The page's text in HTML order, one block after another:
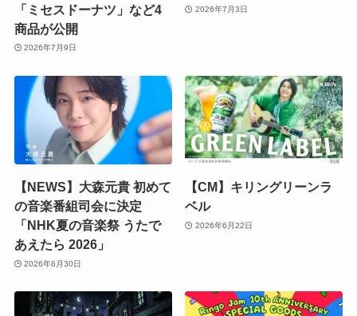
「ミセスドーナツ」など4
商品が公開
2026年7月9日
2026年7月3日
【NEWS】大森元貴 初めて
の音楽番組司会に決定
「NHK夏の音楽祭 うたで
あえたら 2026」
2026年6月30日
【CM】キリングリーンラ
ベル
2026年6月22日